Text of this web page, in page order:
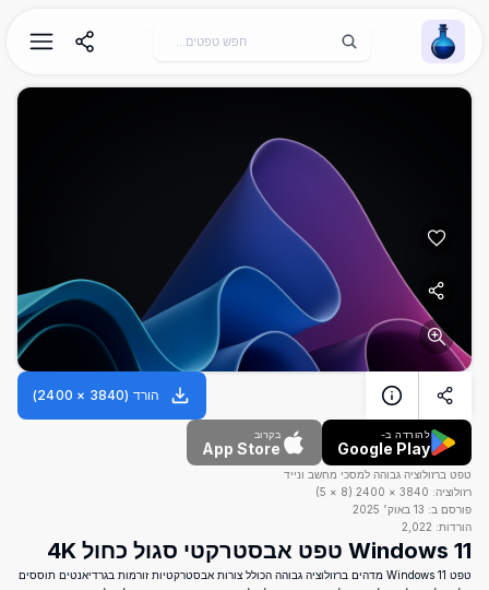
Wallpaper Alchemy
הורד (
3840
×
2400
)
להורדה ב-
Google Play
בקרוב
App Store
טפט ברזולוציה גבוהה למסכי מחשב ונייד
רזולוציה: 3840
×
2400
(
8
×
5
)
פורסם ב: 13 באוק׳ 2025
הורדות: 2,022
Windows 11 טפט אבסטרקטי סגול כחול 4K
טפט Windows 11 מדהים ברזולוציה גבוהה הכולל צורות אבסטרקטיות זורמות בגרדיאנטים תוססים